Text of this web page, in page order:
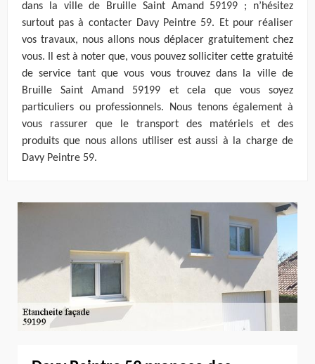
dans la ville de Bruille Saint Amand 59199 ; n’hésitez
surtout pas à contacter Davy Peintre 59. Et pour réaliser
vos travaux, nous allons nous déplacer gratuitement chez
vous. Il est à noter que, vous pouvez solliciter cette gratuité
de service tant que vous vous trouvez dans la ville de
Bruille Saint Amand 59199 et cela que vous soyez
particuliers ou professionnels. Nous tenons également à
vous rassurer que le transport des matériels et des
produits que nous allons utiliser est aussi à la charge de
Davy Peintre 59.